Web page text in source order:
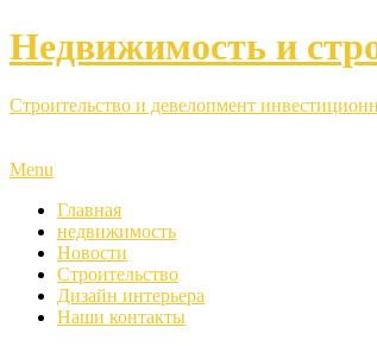
Недвижимость и
Строительство и девелопмент
Menu
Главная
недвижимость
Новости
Строительство
Дизайн интерьера
Наши контакты